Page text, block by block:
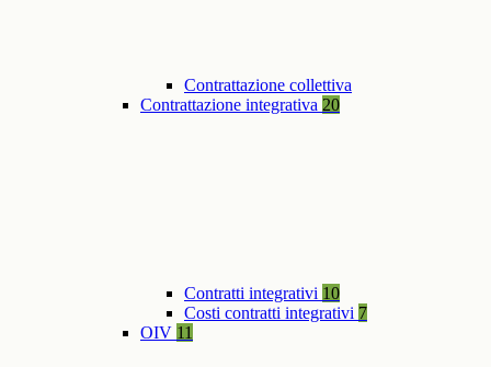
Contrattazione collettiva
Contrattazione integrativa 20
Contratti integrativi 10
Costi contratti integrativi 7
OIV 11